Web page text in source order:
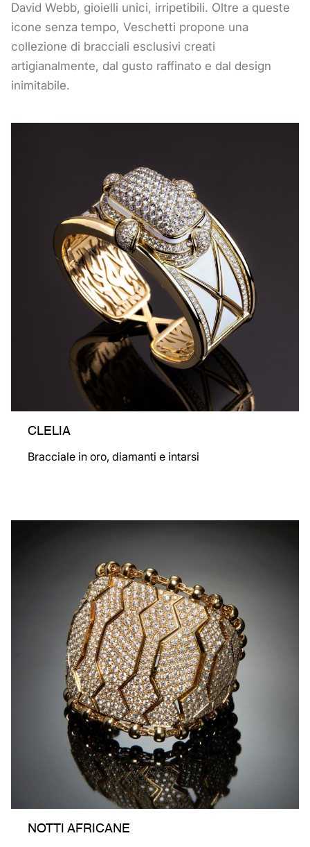
David Webb, gioielli unici, irripetibili. Oltre a queste
icone senza tempo, Veschetti propone una
collezione di bracciali esclusivi creati
artigianalmente, dal gusto raffinato e dal design
inimitabile.
CLELIA
Bracciale in oro, diamanti e intarsi
NOTTI AFRICANE